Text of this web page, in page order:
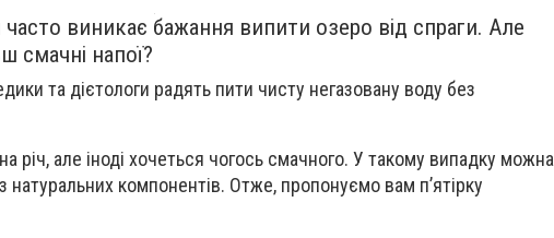
виникає бажання випити озеро від спраги. Але
смачні напої?
та дієтологи радять пити чисту негазовану воду без
річ, але іноді хочеться чогось смачного. У такому випадку можна
натуральних компонентів. Отже, пропонуємо вам п’ятірку